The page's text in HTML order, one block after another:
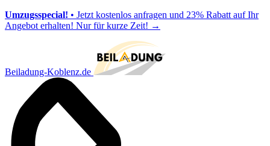
Umzugsspecial! • Jetzt kostenlos anfragen und 23% Rabatt auf Ihr
Angebot erhalten! Nur für kurze Zeit! →
Beiladung-Koblenz.de